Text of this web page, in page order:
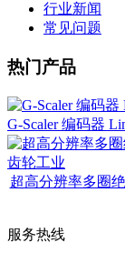
行业新闻
常见问题
热门产品
G-Scaler 编码器
超高分辨率多圈
服务热线